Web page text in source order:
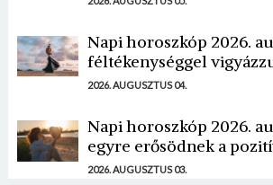
Napi horoszkóp 2026.
féltékenységgel
2026. AUGUSZTUS 04.
Napi horoszkóp 2026.
egyre erősödnek a
2026. AUGUSZTUS 03.